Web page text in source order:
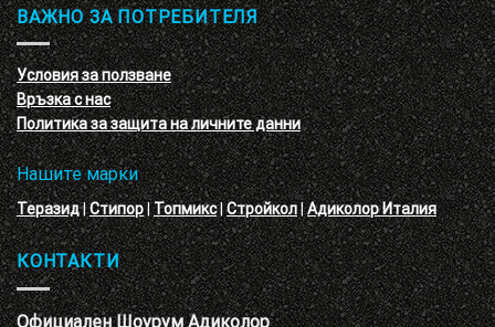
ефект
с
VELE
материал
обучение
на
декоративни
мазилки
Адиколор
Варна
ВАЖНО ЗА ПОТРЕБИТЕЛЯ
Условия за ползване
Връзка с нас
Политика за защита на личните данни
Нашите марки
Теразид|Стипор|Топмикс|Стройкол|Адиколор Италия
КОНТАКТИ
Официален Шоурум Адиколор